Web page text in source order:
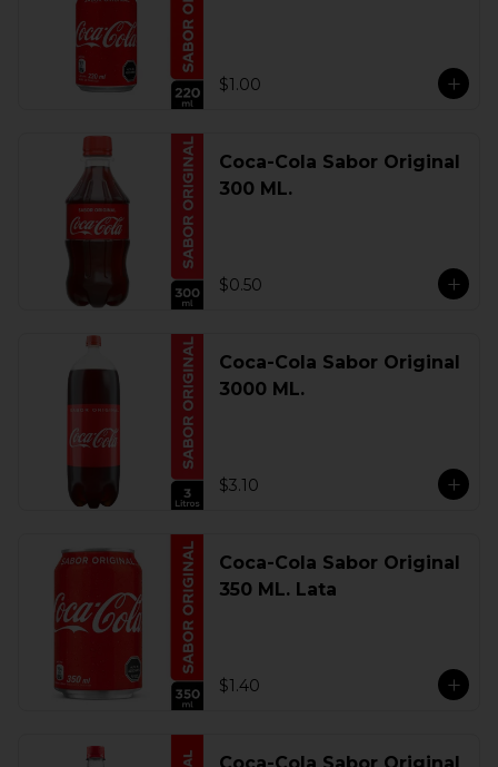
$1.00
Coca-Cola Sabor Original
300 ML.
$0.50
Coca-Cola Sabor Original
3000 ML.
$3.10
Coca-Cola Sabor Original
350 ML. Lata
$1.40